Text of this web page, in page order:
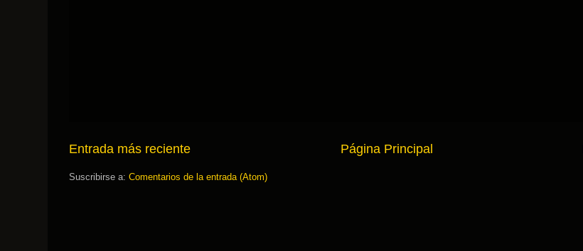
Entrada más reciente Página Principal
Suscribirse a: Comentarios de la entrada (Atom)